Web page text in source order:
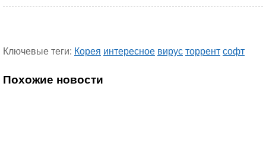
Ключевые теги: Корея интересное вирус торрент софт
Похожие новости